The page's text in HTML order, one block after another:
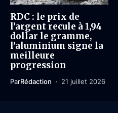
RDC : le prix de
l’argent recule à 1,94
dollar le gramme,
l’aluminium signe la
meilleure
progression
ParRédaction 21 juillet 2026